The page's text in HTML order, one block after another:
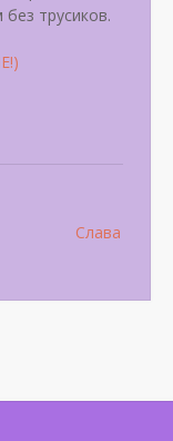
трусиков.
Слава